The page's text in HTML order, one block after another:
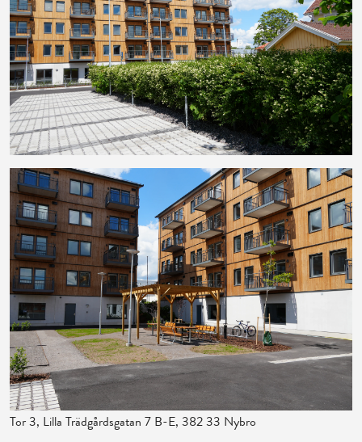
Tor 3, Lilla Trädgårdsgatan 7 B-E, 382 33 Nybro